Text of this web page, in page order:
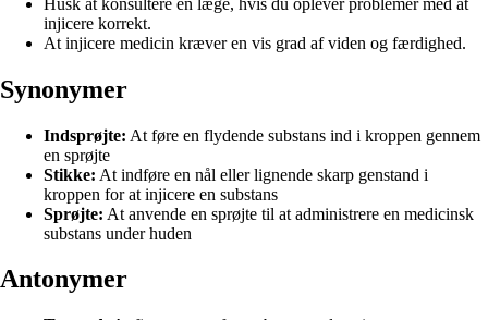
injicere korrekt.
At injicere medicin kræver en vis grad af viden og færdighed.
Synonymer
Indsprøjte: At føre en flydende substans ind i kroppen gennem
en sprøjte
Stikke: At indføre en nål eller lignende skarp genstand i
kroppen for at injicere en substans
Sprøjte: At anvende en sprøjte til at administrere en medicinsk
substans under huden
Antonymer